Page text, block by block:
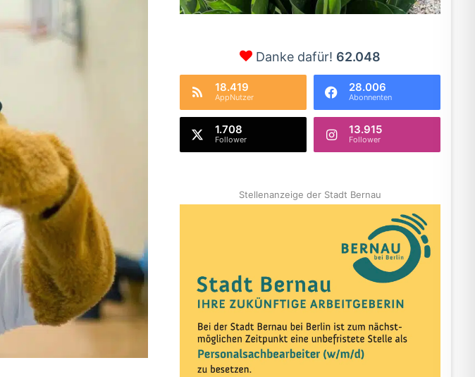
Danke dafür! 62.048
18.419
AppNutzer
28.006
Abonnenten
1.708
Follower
13.915
Follower
Stellenanzeige der Stadt Bernau